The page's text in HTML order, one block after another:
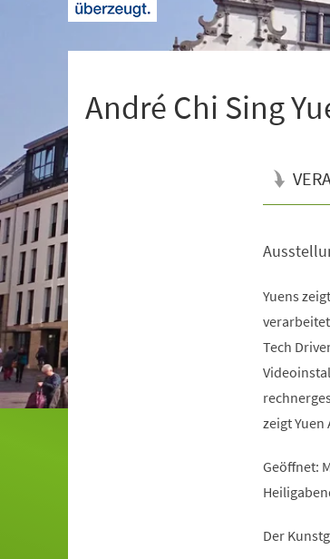
André Chi Sing
Yuens
Tech
zeigt
Geöffnet:
Der